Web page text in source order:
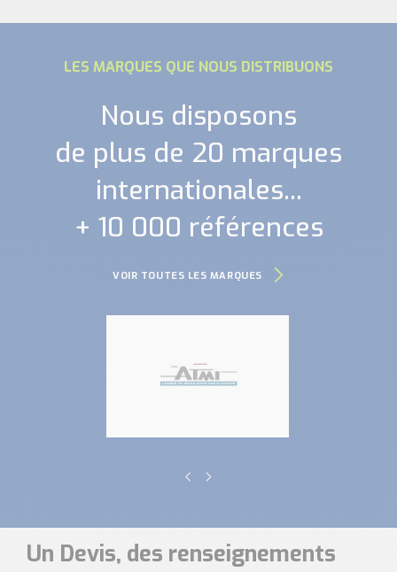
LES MARQUES QUE NOUS DISTRIBUONS
Nous disposons
de plus de 20 marques
internationales...
+ 10 000 références
VOIR TOUTES LES MARQUES
Un Devis, des renseignements